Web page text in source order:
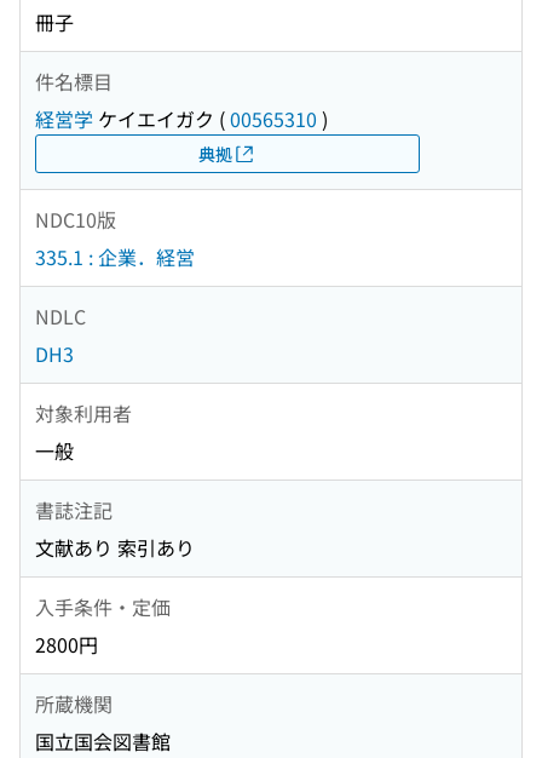
冊子
件名標目
経営学 ケイエイガク (00565310 )
典拠
NDC10版
335.1 : 企業．経営
NDLC
DH3
対象利用者
一般
書誌注記
文献あり 索引あり
入手条件・定価
2800円
所蔵機関
国立国会図書館